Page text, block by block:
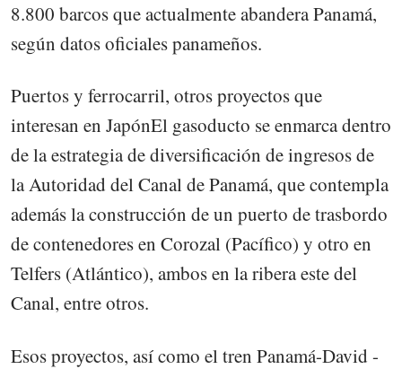
8.800 barcos que actualmente abandera Panamá,
según datos oficiales panameños.
Puertos y ferrocarril, otros proyectos que
interesan en JapónEl gasoducto se enmarca dentro
de la estrategia de diversificación de ingresos de
la Autoridad del Canal de Panamá, que contempla
además la construcción de un puerto de trasbordo
de contenedores en Corozal (Pacífico) y otro en
Telfers (Atlántico), ambos en la ribera este del
Canal, entre otros.
Esos proyectos, así como el tren Panamá-David -